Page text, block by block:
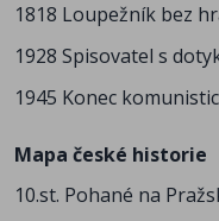
1818 Loupežník bez
1928 Spisovatel s
1945 Konec
Mapa české historie
10.st. Pohané na